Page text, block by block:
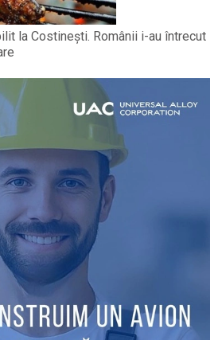
la Costinești. Românii i-au întrecut